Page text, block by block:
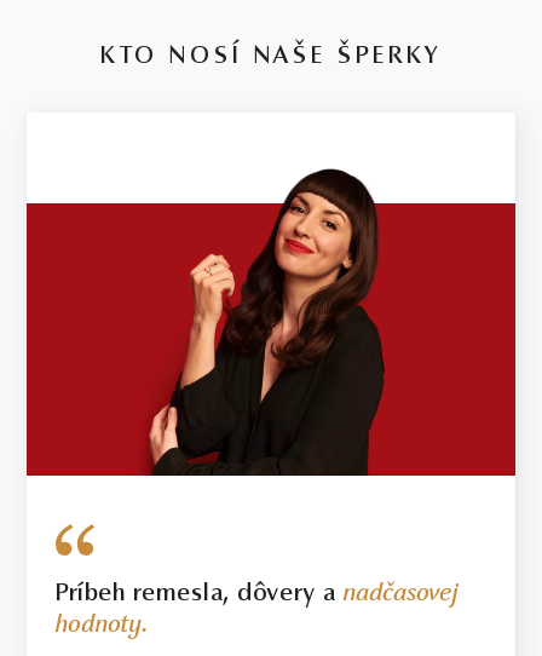
KTO NOSÍ NAŠE ŠPERKY
Príbeh remesla, dôvery anadčasovej
hodnoty.